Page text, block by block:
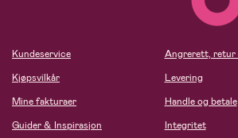
Kundeservice
Kjøpsvilkår
Mine fakturaer
Guider & Inspirasjon
Angrerett, retur
Levering
Handle og betale
Integritet